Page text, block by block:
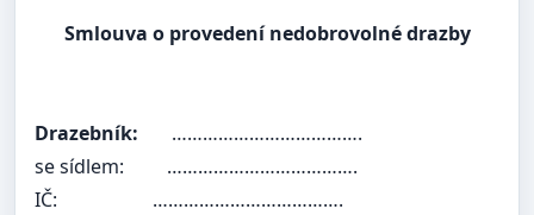
Smlouva o provedení nedobrovolné drazby
Drazebník:
……………………………….
se sídlem: ……………………………….
IČ: ……………………………….